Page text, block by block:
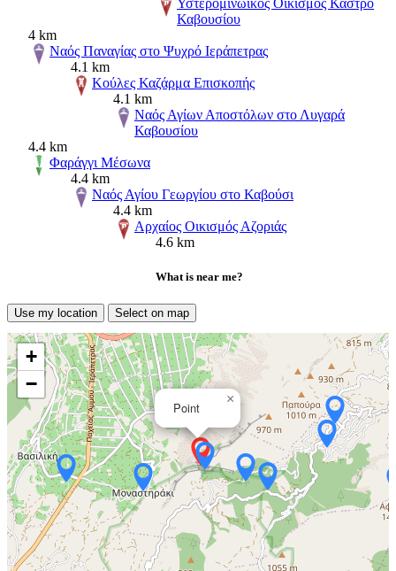
Καβουσίου
4 km
Ναός Παναγίας στο Ψυχρό Ιεράπετρας
4.1 km
Κούλες Καζάρμα Επισκοπής
4.1 km
Ναός Αγίων Αποστόλων στο Λυγαρά
Καβουσίου
4.4 km
Φαράγγι Μέσωνα
4.4 km
Ναός Αγίου Γεωργίου στο Καβούσι
4.4 km
Αρχαίος Οικισμός Αζοριάς
4.6 km
What is near me?
Use my location Select on map
Point
×
+
−